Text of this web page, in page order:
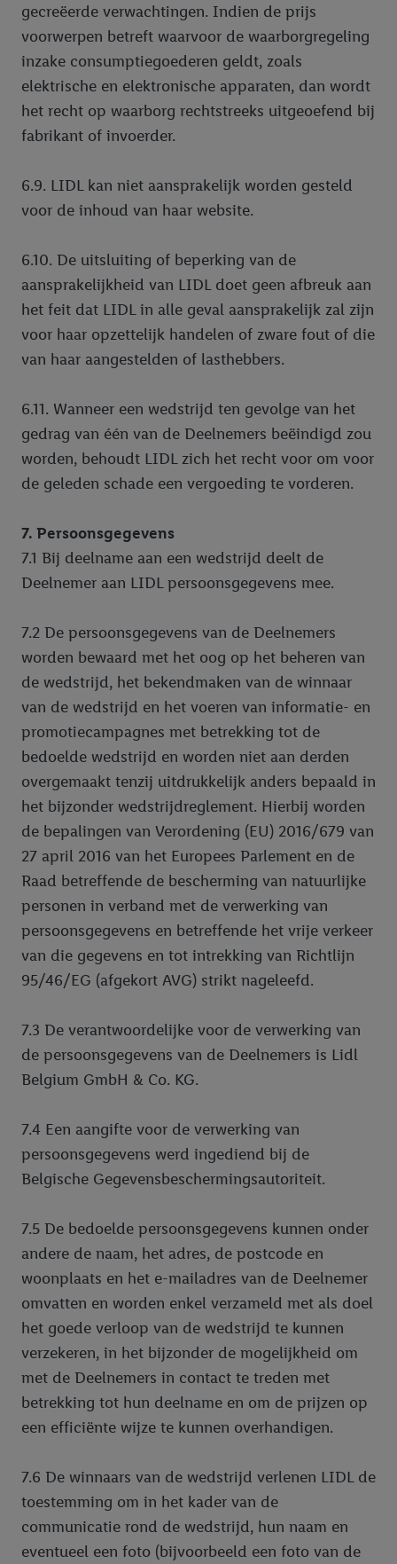
gecreëerde verwachtingen. Indien de prijs
voorwerpen betreft waarvoor de waarborgregeling
inzake consumptiegoederen geldt, zoals
elektrische en elektronische apparaten, dan wordt
het recht op waarborg rechtstreeks uitgeoefend bij
fabrikant of invoerder.
6.9. LIDL kan niet aansprakelijk worden gesteld
voor de inhoud van haar website.
6.10. De uitsluiting of beperking van de
aansprakelijkheid van LIDL doet geen afbreuk aan
het feit dat LIDL in alle geval aansprakelijk zal zijn
voor haar opzettelijk handelen of zware fout of die
van haar aangestelden of lasthebbers.
6.11. Wanneer een wedstrijd ten gevolge van het
gedrag van één van de Deelnemers beëindigd zou
worden, behoudt LIDL zich het recht voor om voor
de geleden schade een vergoeding te vorderen.
7. Persoonsgegevens
7.1 Bij deelname aan een wedstrijd deelt de
Deelnemer aan LIDL persoonsgegevens mee.
7.2 De persoonsgegevens van de Deelnemers
worden bewaard met het oog op het beheren van
de wedstrijd, het bekendmaken van de winnaar
van de wedstrijd en het voeren van informatie- en
promotiecampagnes met betrekking tot de
bedoelde wedstrijd en worden niet aan derden
overgemaakt tenzij uitdrukkelijk anders bepaald in
het bijzonder wedstrijdreglement. Hierbij worden
de bepalingen van Verordening (EU) 2016/679 van
27 april 2016 van het Europees Parlement en de
Raad betreffende de bescherming van natuurlijke
personen in verband met de verwerking van
persoonsgegevens en betreffende het vrije verkeer
van die gegevens en tot intrekking van Richtlijn
95/46/EG (afgekort AVG) strikt nageleefd.
7.3 De verantwoordelijke voor de verwerking van
de persoonsgegevens van de Deelnemers is Lidl
Belgium GmbH & Co. KG.
7.4 Een aangifte voor de verwerking van
persoonsgegevens werd ingediend bij de
Belgische Gegevensbeschermingsautoriteit.
7.5 De bedoelde persoonsgegevens kunnen onder
andere de naam, het adres, de postcode en
woonplaats en het e-mailadres van de Deelnemer
omvatten en worden enkel verzameld met als doel
het goede verloop van de wedstrijd te kunnen
verzekeren, in het bijzonder de mogelijkheid om
met de Deelnemers in contact te treden met
betrekking tot hun deelname en om de prijzen op
een efficiënte wijze te kunnen overhandigen.
7.6 De winnaars van de wedstrijd verlenen LIDL de
toestemming om in het kader van de
communicatie rond de wedstrijd, hun naam en
eventueel een foto (bijvoorbeeld een foto van de